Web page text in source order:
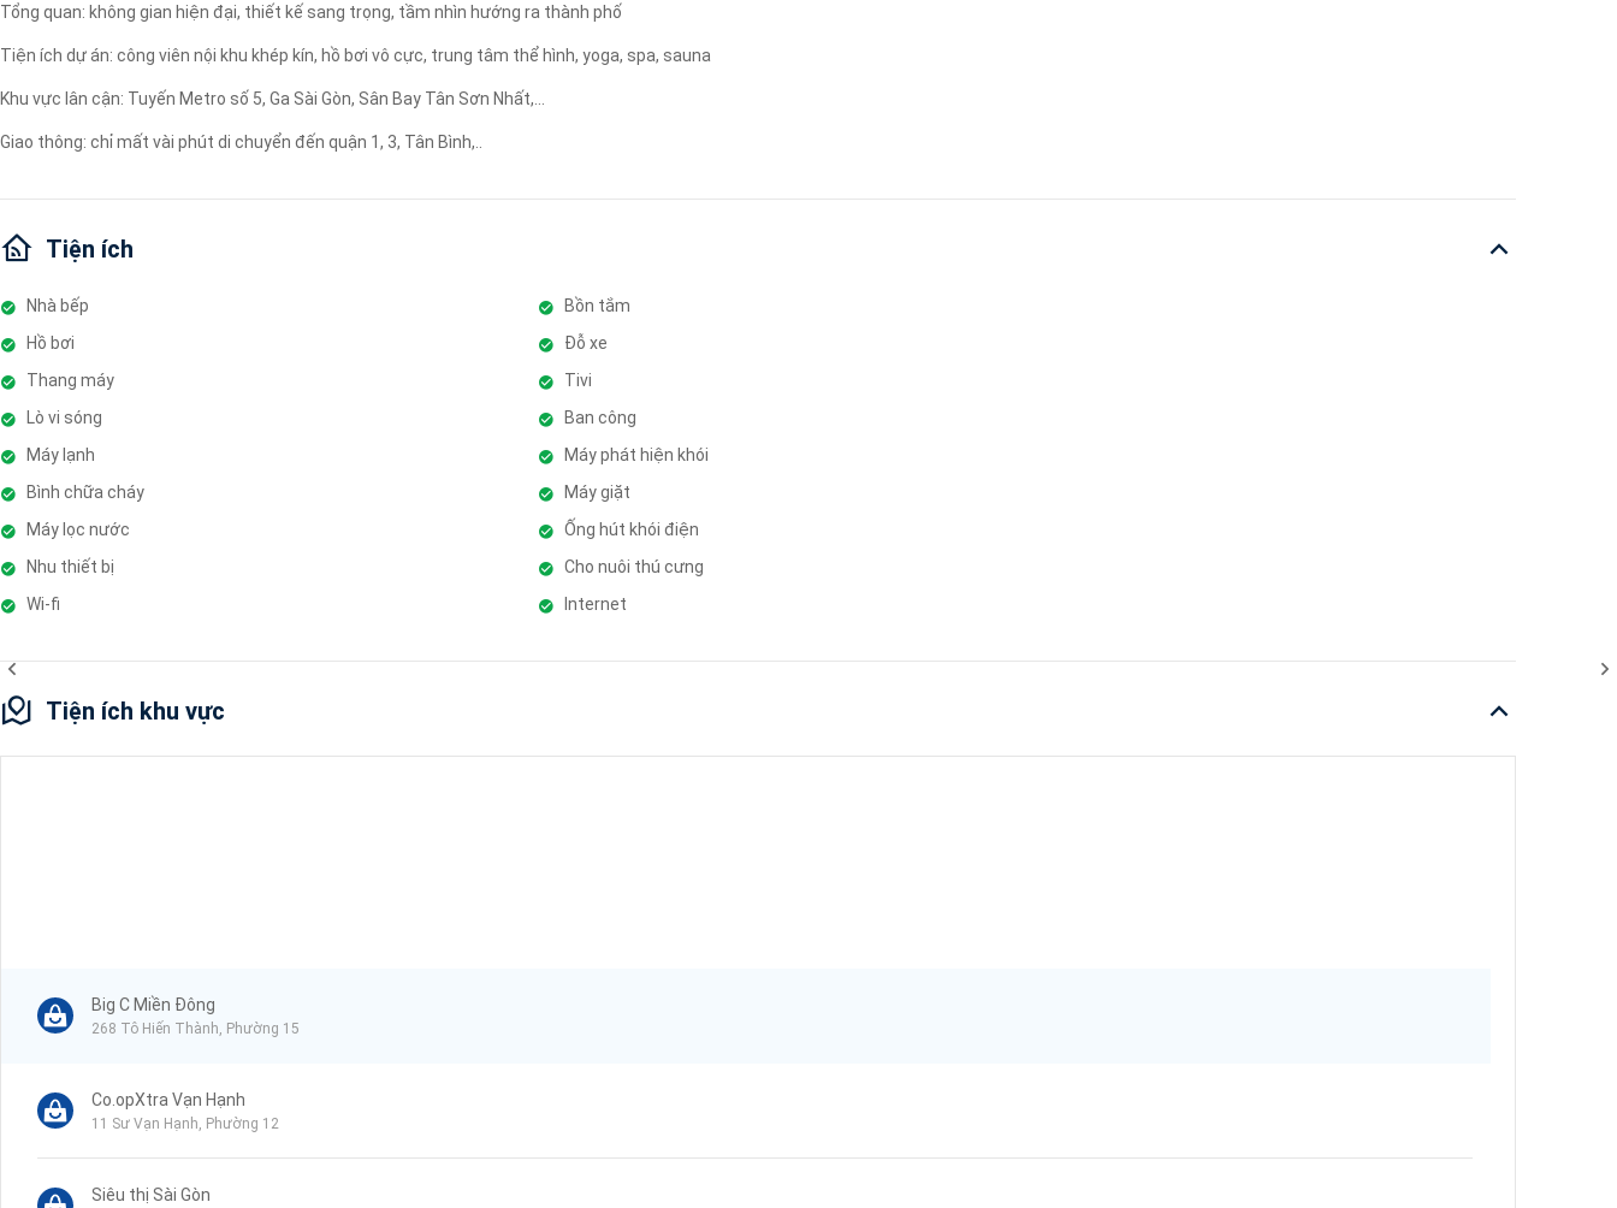
Tổng quan: không gian hiện đại, thiết kế sang trọng, tầm nhìn hướng ra thành phố
Tiện ích dự án: công viên nội khu khép kín, hồ bơi vô cực, trung tâm thể hình, yoga, spa, sauna
Khu vực lân cận: Tuyến Metro số 5, Ga Sài Gòn, Sân Bay Tân Sơn Nhất,...
Giao thông: chỉ mất vài phút di chuyển đến quận 1, 3, Tân Bình,..
Tiện ích
Nhà bếp
Bồn tắm
Hồ bơi
Đỗ xe
Thang máy
Tivi
Lò vi sóng
Ban công
Máy lạnh
Máy phát hiện khói
Bình chữa cháy
Máy giặt
Máy lọc nước
Ống hút khói điện
Nhu thiết bị
Cho nuôi thú cưng
Wi-fi
Internet
Tiện ích khu vực
Big C Miền Đông
268 Tô Hiến Thành, Phường 15
Co.opXtra Vạn Hạnh
11 Sư Vạn Hạnh, Phường 12
Siêu thị Sài Gòn